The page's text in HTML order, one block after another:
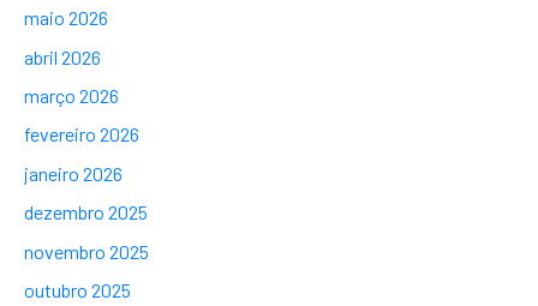
maio 2026
abril 2026
março 2026
fevereiro 2026
janeiro 2026
dezembro 2025
novembro 2025
outubro 2025